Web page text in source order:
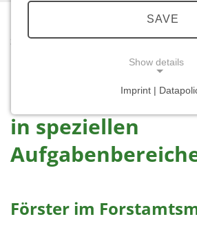
STARTSEITE
...
in speziellen
Förster im
SAVE
Show details
Imprint |